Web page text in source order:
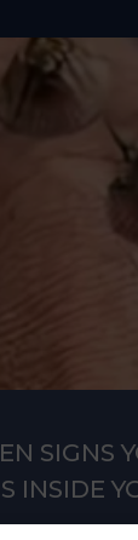
SIGNS
INSIDE